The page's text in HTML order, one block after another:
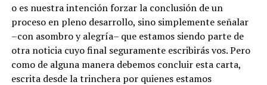
o es nuestra intención forzar la conclusión de un
proceso en pleno desarrollo, sino simplemente señalar
–con asombro y alegría– que estamos siendo parte de
otra noticia cuyo final seguramente escribirás vos. Pero
como de alguna manera debemos concluir esta carta,
escrita desde la trinchera por quienes estamos